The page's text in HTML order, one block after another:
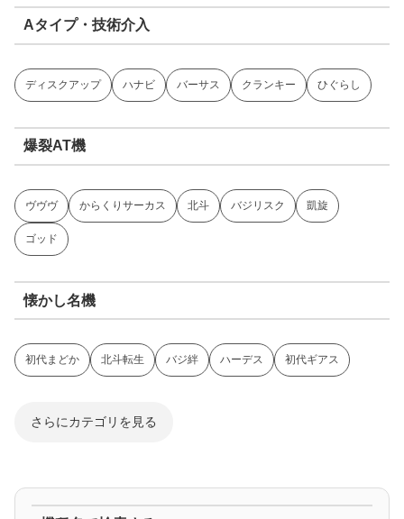
Aタイプ・技術介入
ディスクアップ ハナビ バーサス クランキー ひぐらし
爆裂AT機
ヴヴヴ からくりサーカス 北斗 バジリスク 凱旋
ゴッド
懐かし名機
初代まどか 北斗転生 バジ絆 ハーデス 初代ギアス
さらにカテゴリを見る